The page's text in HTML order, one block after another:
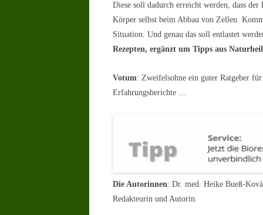
Diese soll dadurch erreicht werden, dass
Körper selbst beim Abbau von Zellen.
Situation. Und genau das soll entlastet
Rezepten, ergänzt um Tipps aus
Votum: Zweifelsohne ein guter Ratgeber
Erfahrungsberichte …
Die Autorinnen: Dr. med. Heike Bueß-
Redakteurin und Autorin.